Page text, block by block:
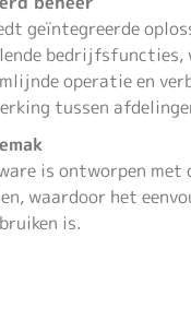
geïntegreerde
operatie en
tussen
is ontworpen met
waardoor het
is.